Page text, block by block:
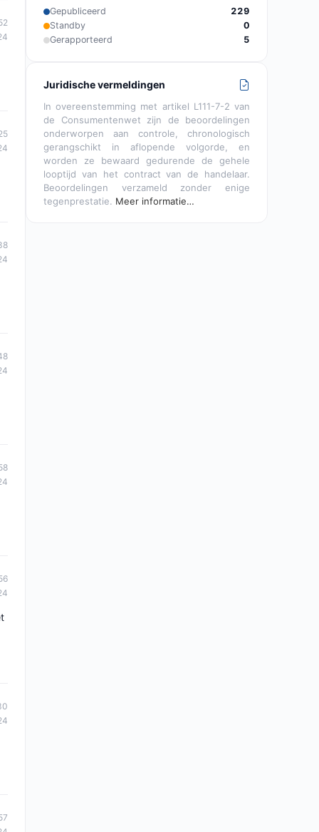
Gepubliceerd
229
Standby
0
Gerapporteerd
5
Juridische vermeldingen
In overeenstemming met artikel L111-7-2 van
de Consumentenwet zijn de beoordelingen
onderworpen aan controle, chronologisch
gerangschikt in aflopende volgorde, en
worden ze bewaard gedurende de gehele
looptijd van het contract van de handelaar.
Beoordelingen verzameld zonder enige
tegenprestatie. Meer informatie…